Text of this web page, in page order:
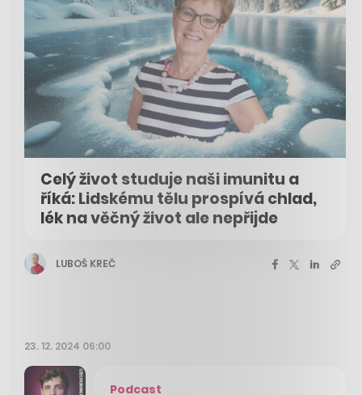
Celý život studuje naši imunitu a
říká: Lidskému tělu prospívá chlad,
lék na věčný život ale nepřijde
LUBOŠ KREČ
23. 12. 2024 06:00
Podcast